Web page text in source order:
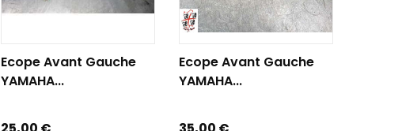
Ecope Avant Gauche
YAMAHA...
Ecope Avant Gauche
YAMAHA...